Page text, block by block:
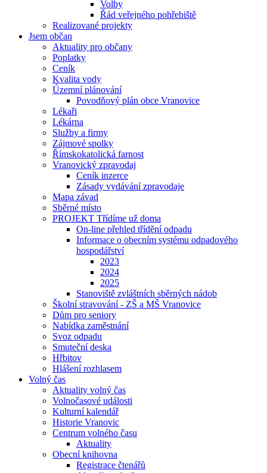
Volby
Řád veřejného pohřebiště
Realizované projekty
Jsem občan
Aktuality pro občany
Poplatky
Ceník
Kvalita vody
Územní plánování
Povodňový plán obce Vranovice
Lékaři
Lékárna
Služby a firmy
Zájmové spolky
Římskokatolická farnost
Vranovický zpravodaj
Ceník inzerce
Zásady vydávání zpravodaje
Mapa závad
Sběrné místo
PROJEKT Třídíme už doma
On-line přehled třídění odpadu
Informace o obecním systému odpadového
hospodářství
2023
2024
2025
Stanoviště zvláštních sběrných nádob
Školní stravování - ZŠ a MŠ Vranovice
Dům pro seniory
Nabídka zaměstnání
Svoz odpadu
Smuteční deska
Hřbitov
Hlášení rozhlasem
Volný čas
Aktuality volný čas
Volnočasové události
Kulturní kalendář
Historie Vranovic
Centrum volného času
Aktuality
Obecní knihovna
Registrace čtenářů